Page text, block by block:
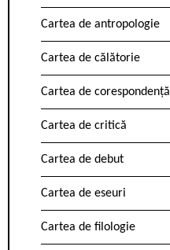
Cartea de antropologie
Cartea de călătorie
Cartea de corespondență
Cartea de critică
Cartea de debut
Cartea de eseuri
Cartea de filologie